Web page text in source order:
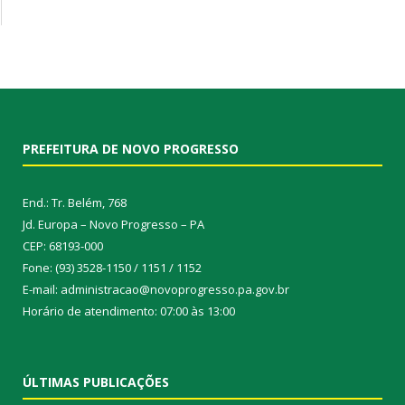
PREFEITURA DE NOVO PROGRESSO
End.: Tr. Belém, 768
Jd. Europa – Novo Progresso – PA
CEP: 68193-000
Fone: (93) 3528-1150 / 1151 / 1152
E-mail: administracao@novoprogresso.pa.gov.br
Horário de atendimento: 07:00 às 13:00
ÚLTIMAS PUBLICAÇÕES